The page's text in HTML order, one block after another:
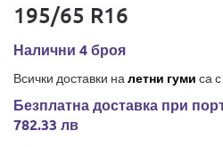
195/65 R16
Налични 4 броя
Всички доставки на летни гуми са
Безплатна доставка при
782.33 лв